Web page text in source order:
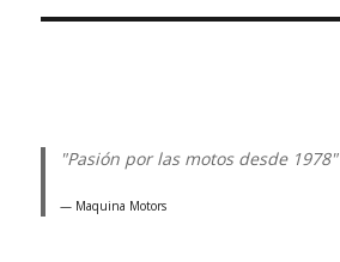
"Pasión por las motos desde 1978"
Maquina Motors